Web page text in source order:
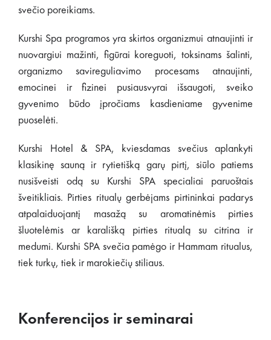
svečio poreikiams.
Kurshi Spa programos yra skirtos organizmui atnaujinti ir
nuovargiui mažinti, figūrai koreguoti, toksinams šalinti,
organizmo savireguliavimo procesams atnaujinti,
emocinei ir fizinei pusiausvyrai išsaugoti, sveiko
gyvenimo būdo įpročiams kasdieniame gyvenime
puoselėti.
Kurshi Hotel & SPA, kviesdamas svečius aplankyti
klasikinę sauną ir rytietišką garų pirtį, siūlo patiems
nusišveisti odą su Kurshi SPA specialiai paruoštais
šveitikliais. Pirties ritualų gerbėjams pirtininkai padarys
atpalaiduojantį masažą su aromatinėmis pirties
šluotelėmis ar karališką pirties ritualą su citrina ir
medumi. Kurshi SPA svečia pamėgo ir Hammam ritualus,
tiek turkų, tiek ir marokiečių stiliaus.
Konferencijos ir seminarai